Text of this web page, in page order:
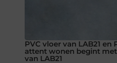
PVC vloer van LAB21 en
attent wonen begint
van LAB21